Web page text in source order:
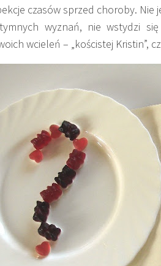
czasów sprzed choroby.
wyznań, nie wstydzi
wcieleń – „kościstej Kristin”,